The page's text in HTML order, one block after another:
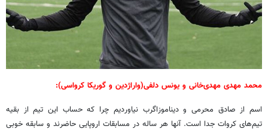
محمد مهدی مهدی‌خانی و یونس دلفی(واراژدین و گوریکا کرواسی):
اسم از صادق محرمی و دیناموزاگرب نیاوردیم چرا که حساب این تیم از بقیه
تیم‌های کروات جدا است. آنها هر ساله در مسابقات اروپایی حاضرند و سابقه خوبی